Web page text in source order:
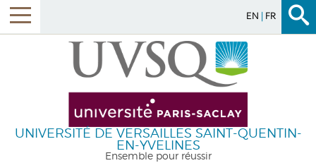
EN FR
UNIVERSITÉ DE VERSAILLES SAINT-QUENTIN-
EN-YVELINES
Ensemble pour réussir